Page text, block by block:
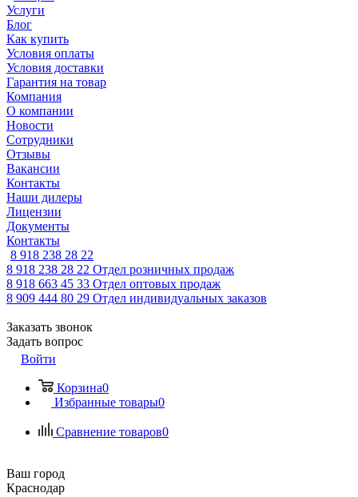
Услуги
Блог
Как купить
Условия оплаты
Условия доставки
Гарантия на товар
Компания
О компании
Новости
Сотрудники
Отзывы
Вакансии
Контакты
Наши дилеры
Лицензии
Документы
Контакты
8 918 238 28 22
8 918 238 28 22 Отдел розничных продаж
8 918 663 45 33 Отдел оптовых продаж
8 909 444 80 29 Отдел индивидуальных заказов
Заказать звонок
Задать вопрос
Войти
Корзина0
Избранные товары0
Сравнение товаров0
Ваш город
Краснодар